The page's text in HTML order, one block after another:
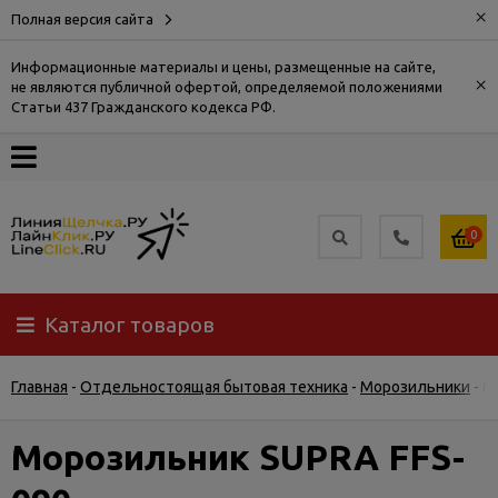
Полная версия сайта ×
Информационные материалы и цены, размещенные на сайте,
не являются публичной офертой, определяемой положениями
Статьи 437 Гражданского кодекса РФ.
×
О
Доставка
Самовывоз
Гарантия
0
Каталог товаров
Главная - Отдельностоящая бытовая техника - Морозильники -
Морозильник SUPRA FFS-